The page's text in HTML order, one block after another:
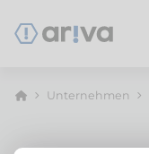
Unternehmen